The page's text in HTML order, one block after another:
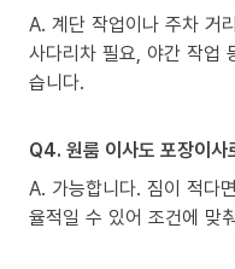
A. 계단 작업이나 주차 거
사다리차 필요, 야간 작업
습니다.
Q4. 원룸 이사도 포장이사
A. 가능합니다. 짐이 적다
율적일 수 있어 조건에 맞